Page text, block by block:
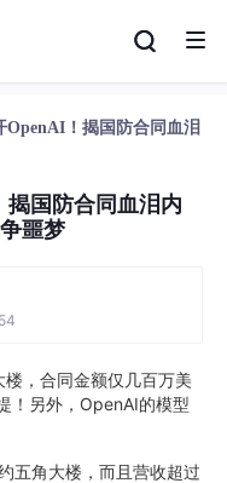
OpenAI！揭国防合同血泪
国防合同血泪内
噩梦
，合同金额仅几百万美
！另外，OpenAI的模型
五角大楼，而且营收超过